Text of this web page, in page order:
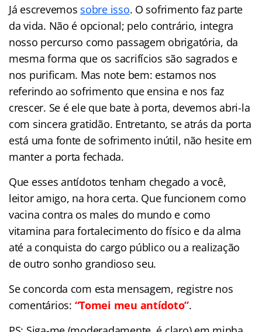
Já escrevemos sobre isso. O sofrimento faz parte
da vida. Não é opcional; pelo contrário, integra
nosso percurso como passagem obrigatória, da
mesma forma que os sacrifícios são sagrados e
nos purificam. Mas note bem: estamos nos
referindo ao sofrimento que ensina e nos faz
crescer. Se é ele que bate à porta, devemos abri-la
com sincera gratidão. Entretanto, se atrás da porta
está uma fonte de sofrimento inútil, não hesite em
manter a porta fechada.
Que esses antídotos tenham chegado a você,
leitor amigo, na hora certa. Que funcionem como
vacina contra os males do mundo e como
vitamina para fortalecimento do físico e da alma
até a conquista do cargo público ou a realização
de outro sonho grandioso seu.
Se concorda com esta mensagem, registre nos
comentários: “Tomei meu antídoto”.